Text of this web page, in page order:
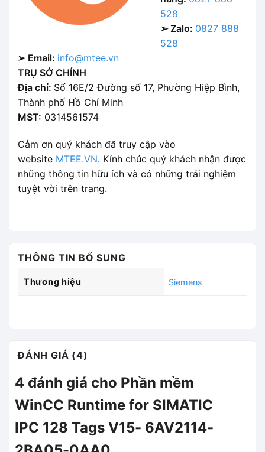
528
➢ Zalo: 0827 888
528
➢ Email: info@mtee.vn
TRỤ SỞ CHÍNH
Địa chỉ: Số 16E/2 Đường số 17, Phường Hiệp Bình,
Thành phố Hồ Chí Minh
MST: 0314561574
Cảm ơn quý khách đã truy cập vào
website MTEE.VN. Kính chúc quý khách nhận được
những thông tin hữu ích và có những trải nghiệm
tuyệt vời trên trang.
THÔNG TIN BỔ SUNG
Thương hiệu Siemens
ĐÁNH GIÁ (4)
4 đánh giá cho Phần mềm
WinCC Runtime for SIMATIC
IPC 128 Tags V15- 6AV2114-